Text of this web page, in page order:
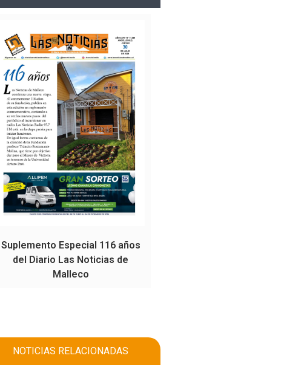
Suplemento Especial 116 años
del Diario Las Noticias de
Malleco
NOTICIAS RELACIONADAS